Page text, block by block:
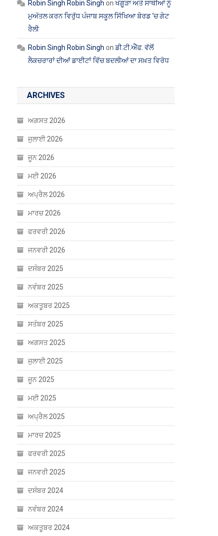
Robin Singh Robin Singh onਖੰਗੂੜਾ ਅਤੇ ਸਾਥੀਆਂ ਨੂੰ
ਮੁਅੱਤਲ ਕਰਨ ਵਿਰੁੱਧ ਪੰਜਾਬ ਸਕੂਲ ਸਿੱਖਿਆ ਬੋਰਡ ‘ਚ ਗੇਟ
ਰੈਲੀ
Robin Singh Robin Singh onਡੀ.ਟੀ.ਐੱਫ. ਵੱਲੋਂ
ਲੈਕਚਰਾਰਾਂ ਦੀਆਂ ਡਾਈਟਾਂ ਵਿੱਚ ਬਦਲੀਆਂ ਦਾ ਸਖ਼ਤ ਵਿਰੋਧ
ARCHIVES
ਅਗਸਤ 2026
ਜੁਲਾਈ 2026
ਜੂਨ 2026
ਮਈ 2026
ਅਪ੍ਰੈਲ 2026
ਮਾਰਚ 2026
ਫਰਵਰੀ 2026
ਜਨਵਰੀ 2026
ਦਸੰਬਰ 2025
ਨਵੰਬਰ 2025
ਅਕਤੂਬਰ 2025
ਸਤੰਬਰ 2025
ਅਗਸਤ 2025
ਜੁਲਾਈ 2025
ਜੂਨ 2025
ਮਈ 2025
ਅਪ੍ਰੈਲ 2025
ਮਾਰਚ 2025
ਫਰਵਰੀ 2025
ਜਨਵਰੀ 2025
ਦਸੰਬਰ 2024
ਨਵੰਬਰ 2024
ਅਕਤੂਬਰ 2024